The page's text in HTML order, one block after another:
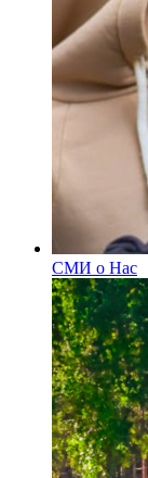
СМИ о Нас